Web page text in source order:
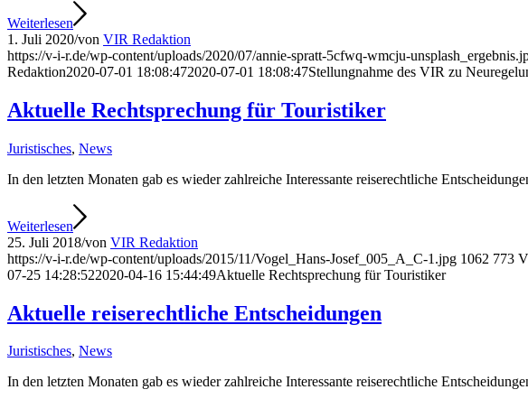
Weiterlesen
1. Juli 2020/von VIR Redaktion
https://v-i-r.de/wp-content/uploads/2020/07/annie-spratt-5cfwq-wmcju-
Redaktion2020-07-01 18:08:472020-07-01 18:08:47Stellungnahme des VIR zu
Aktuelle Rechtsprechung für Touristiker
Juristisches, News
In den letzten Monaten gab es wieder zahlreiche Interessante reiserechtliche
Weiterlesen
25. Juli 2018/von VIR Redaktion
https://v-i-r.de/wp-content/uploads/2015/11/Vogel_Hans-Josef_005_A_C-1.jpg 1062 773
07-25 14:28:522020-04-16 15:44:49Aktuelle Rechtsprechung für Touristiker
Aktuelle reiserechtliche Entscheidungen
Juristisches, News
In den letzten Monaten gab es wieder zahlreiche Interessante reiserechtliche